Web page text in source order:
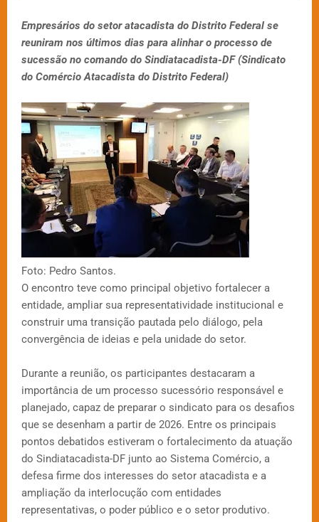
Empresários do setor atacadista do Distrito Federal se
reuniram nos últimos dias para alinhar o processo de
sucessão no comando do Sindiatacadista-DF (Sindicato
do Comércio Atacadista do Distrito Federal)
Foto: Pedro Santos.
O encontro teve como principal objetivo fortalecer a
entidade, ampliar sua representatividade institucional e
construir uma transição pautada pelo diálogo, pela
convergência de ideias e pela unidade do setor.
Durante a reunião, os participantes destacaram a
importância de um processo sucessório responsável e
planejado, capaz de preparar o sindicato para os desafios
que se desenham a partir de 2026. Entre os principais
pontos debatidos estiveram o fortalecimento da atuação
do Sindiatacadista-DF junto ao Sistema Comércio, a
defesa firme dos interesses do setor atacadista e a
ampliação da interlocução com entidades
representativas, o poder público e o setor produtivo.